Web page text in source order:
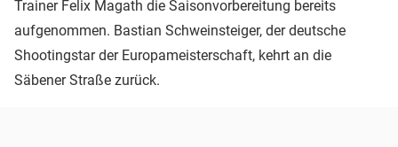
Trainer Felix Magath die Saisonvorbereitung bereits
aufgenommen. Bastian Schweinsteiger, der deutsche
Shootingstar der Europameisterschaft, kehrt an die
Säbener Straße zurück.